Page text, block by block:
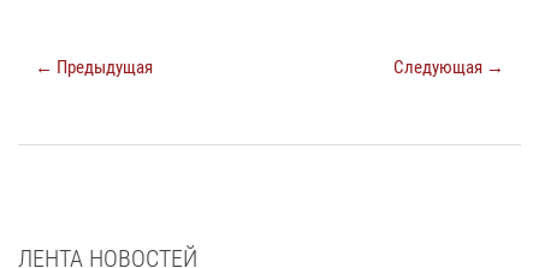
← Предыдущая Следующая →
ЛЕНТА НОВОСТЕЙ